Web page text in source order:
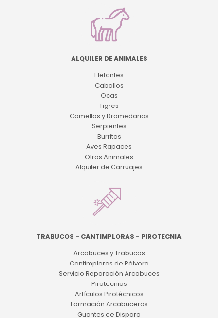
ALQUILER DE ANIMALES
Elefantes
Caballos
Ocas
Tigres
Camellos y Dromedarios
Serpientes
Burritas
Aves Rapaces
Otros Animales
Alquiler de Carruajes
TRABUCOS - CANTIMPLORAS - PIROTECNIA
Arcabuces y Trabucos
Cantimploras de Pólvora
Servicio Reparación Arcabuces
Pirotecnias
Artículos Pirotécnicos
Formación Arcabuceros
Guantes de Disparo